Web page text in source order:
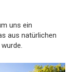
uns ein
aus natürlichen